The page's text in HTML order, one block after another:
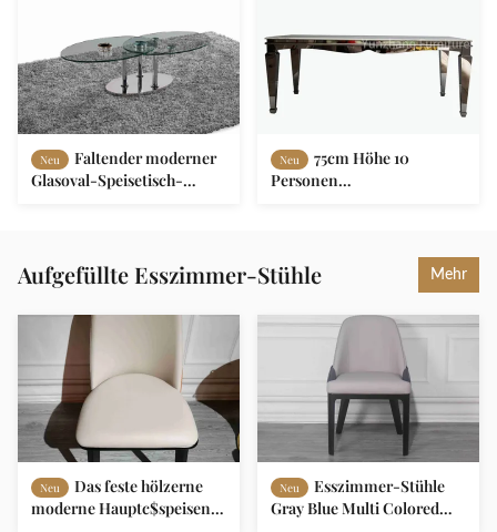
Neu
Faltender moderner
Glasoval-Speisetisch-
Neu
75cm Höhe 10
Personen
Aufgefüllte Esszimmer-Stühle Mehr
Neu
Das feste hölzerne
moderne Hauptc$speisen
Neu
Esszimmer-Stühle
Gray Blue Multi Colored